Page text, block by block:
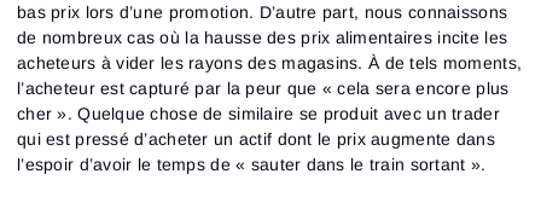
bas prix lors d’une promotion. D’autre part, nous connaissons
de nombreux cas où la hausse des prix alimentaires incite les
acheteurs à vider les rayons des magasins. À de tels moments,
l’acheteur est capturé par la peur que « cela sera encore plus
cher ». Quelque chose de similaire se produit avec un trader
qui est pressé d’acheter un actif dont le prix augmente dans
l’espoir d’avoir le temps de « sauter dans le train sortant ».